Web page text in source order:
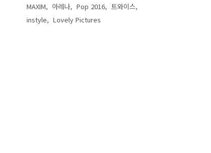
MAXIM
아레나 Pop 2016
트와이스
instyle
Lovely Pictures